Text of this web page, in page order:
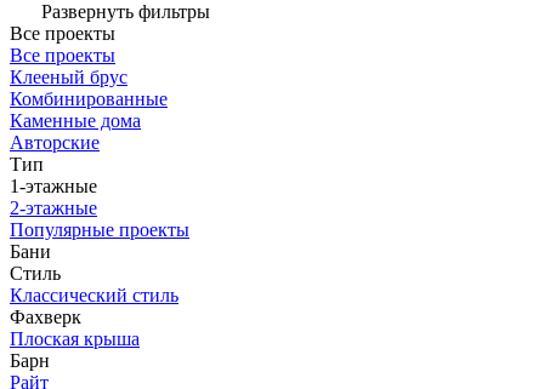
Развернуть фильтры
Все проекты
Все проекты
Клееный брус
Комбинированные
Каменные дома
Авторские
Тип
1-этажные
2-этажные
Популярные проекты
Бани
Стиль
Классический стиль
Фахверк
Плоская крыша
Барн
Райт